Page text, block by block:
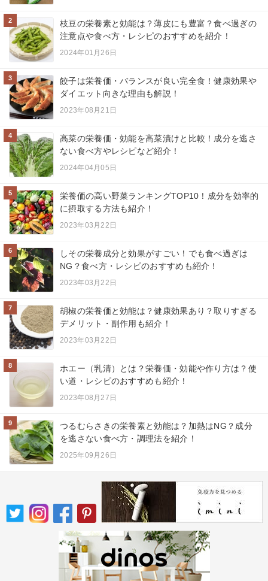
2
枝豆の栄養素と効能は？薄皮にも豊富？食べ過ぎの
注意点や食べ方・レシピのおすすめを紹介！
2024年01月26日
3
餃子は栄養価・バランスが良い完全食！健康効果や
ダイエット向きな理由も解説！
2023年08月21日
4
高菜の栄養価・効能を高菜漬けと比較！成分を逃さ
ない食べ方やレシピなど紹介！
2024年04月05日
5
栄養価の高い野菜ランキングTOP10！成分を効率的
に摂取する方法も紹介！
2023年03月22日
6
しその栄養成分と効果がすごい！でも食べ過ぎは
NG？食べ方・レシピのおすすめも紹介！
2023年03月22日
7
胡椒の栄養価と効能は？健康効果あり？取りすぎる
デメリット・副作用も紹介！
2023年03月22日
8
ホエー（乳清）とは？栄養価・効能や作り方は？使
い道・レシピのおすすめも紹介！
2023年08月27日
9
つるむらさきの栄養素と効能は？加熱はNG？成分
を逃さない食べ方・調理法を紹介！
2025年09月26日